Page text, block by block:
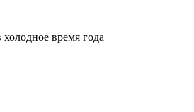
время года